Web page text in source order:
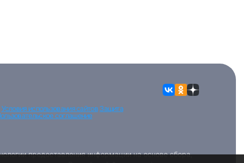
Условия использования сайтов Защита
соглашение
предоставления информации на основе сбора,